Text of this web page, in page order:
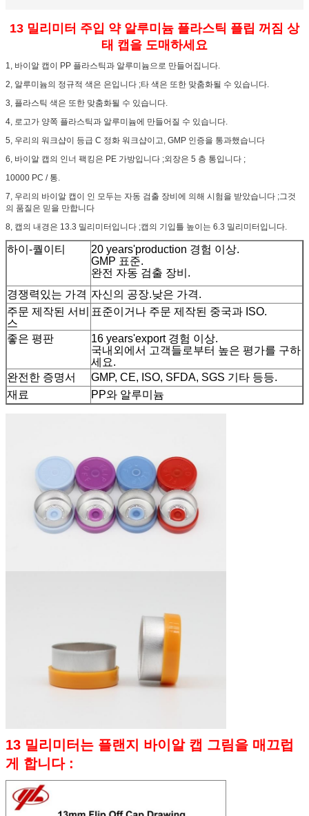
13 밀리미터 주입 약 알루미늄 플라스틱 플립 꺼짐 상
태 캡을 도매하세요
1, 바이알 캡이 PP 플라스틱과 알루미늄으로 만들어집니다.
2, 알루미늄의 정규적 색은 은입니다 ;타 색은 또한 맞춤화될 수 있습니다.
3, 플라스틱 색은 또한 맞춤화될 수 있습니다.
4, 로고가 양쪽 플라스틱과 알루미늄에 만들어질 수 있습니다.
5, 우리의 워크샵이 등급 C 정화 워크샵이고, GMP 인증을 통과했습니다
6, 바이알 캡의 인너 팩킹은 PE 가방입니다 ;외장은 5 층 통입니다 ;
10000 PC / 통.
7, 우리의 바이알 캡이 인 모두는 자동 검출 장비에 의해 시험을 받았습니다 ;그것
의 품질은 믿을 만합니다
8, 캡의 내경은 13.3 밀리미터입니다 ;캡의 기입틀 높이는 6.3 밀리미터입니다.
하이-퀄이티
20 years'production 경험 이상.
GMP 표준.
완전 자동 검출 장비.
경쟁력있는 가격 자신의 공장.낮은 가격.
주문 제작된 서비
스
표준이거나 주문 제작된 중국과 ISO.
좋은 평판
16 years'export 경험 이상.
국내외에서 고객들로부터 높은 평가를 구하
세요.
완전한 증명서
GMP, CE, ISO, SFDA, SGS 기타 등등.
재료
PP와 알루미늄
13 밀리미터는 플랜지 바이알 캡 그림을 매끄럽
게 합니다 :